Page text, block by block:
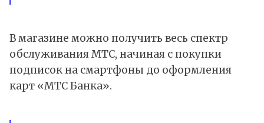
В магазине можно получить весь спектр
обслуживания МТС, начиная с покупки
подписок на смартфоны до оформления
карт «МТС Банка».